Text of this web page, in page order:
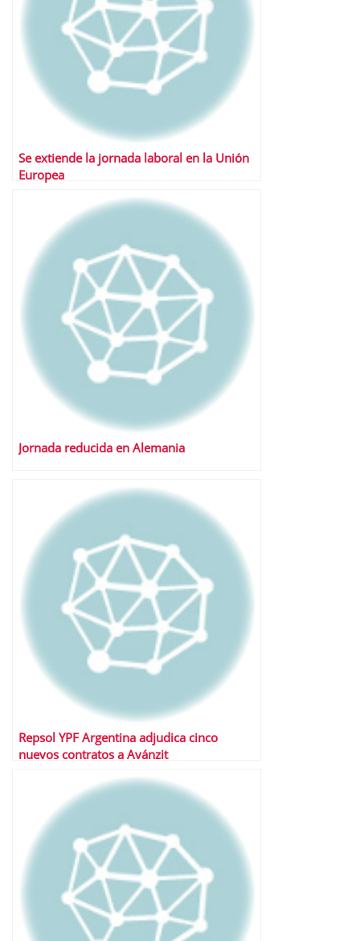
Se extiende la jornada laboral en la Unión
Europea
Jornada reducida en Alemania
Repsol YPF Argentina adjudica cinco
nuevos contratos a Avánzit